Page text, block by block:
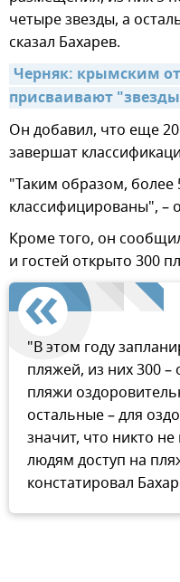
четыре звезды, а
сказал Бахарев.
Черняк: крымским
присваивают
Он добавил, что еще
завершат
"Таким образом, более
классифицированы", –
Кроме того, он
и гостей открыто 300
"В этом году
пляжей, из них 300
пляжи
остальные – для
значит, что никто
людям доступ на
констатировал